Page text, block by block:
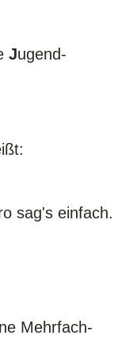
Jugend-
sag's einfach.
Mehrfach-